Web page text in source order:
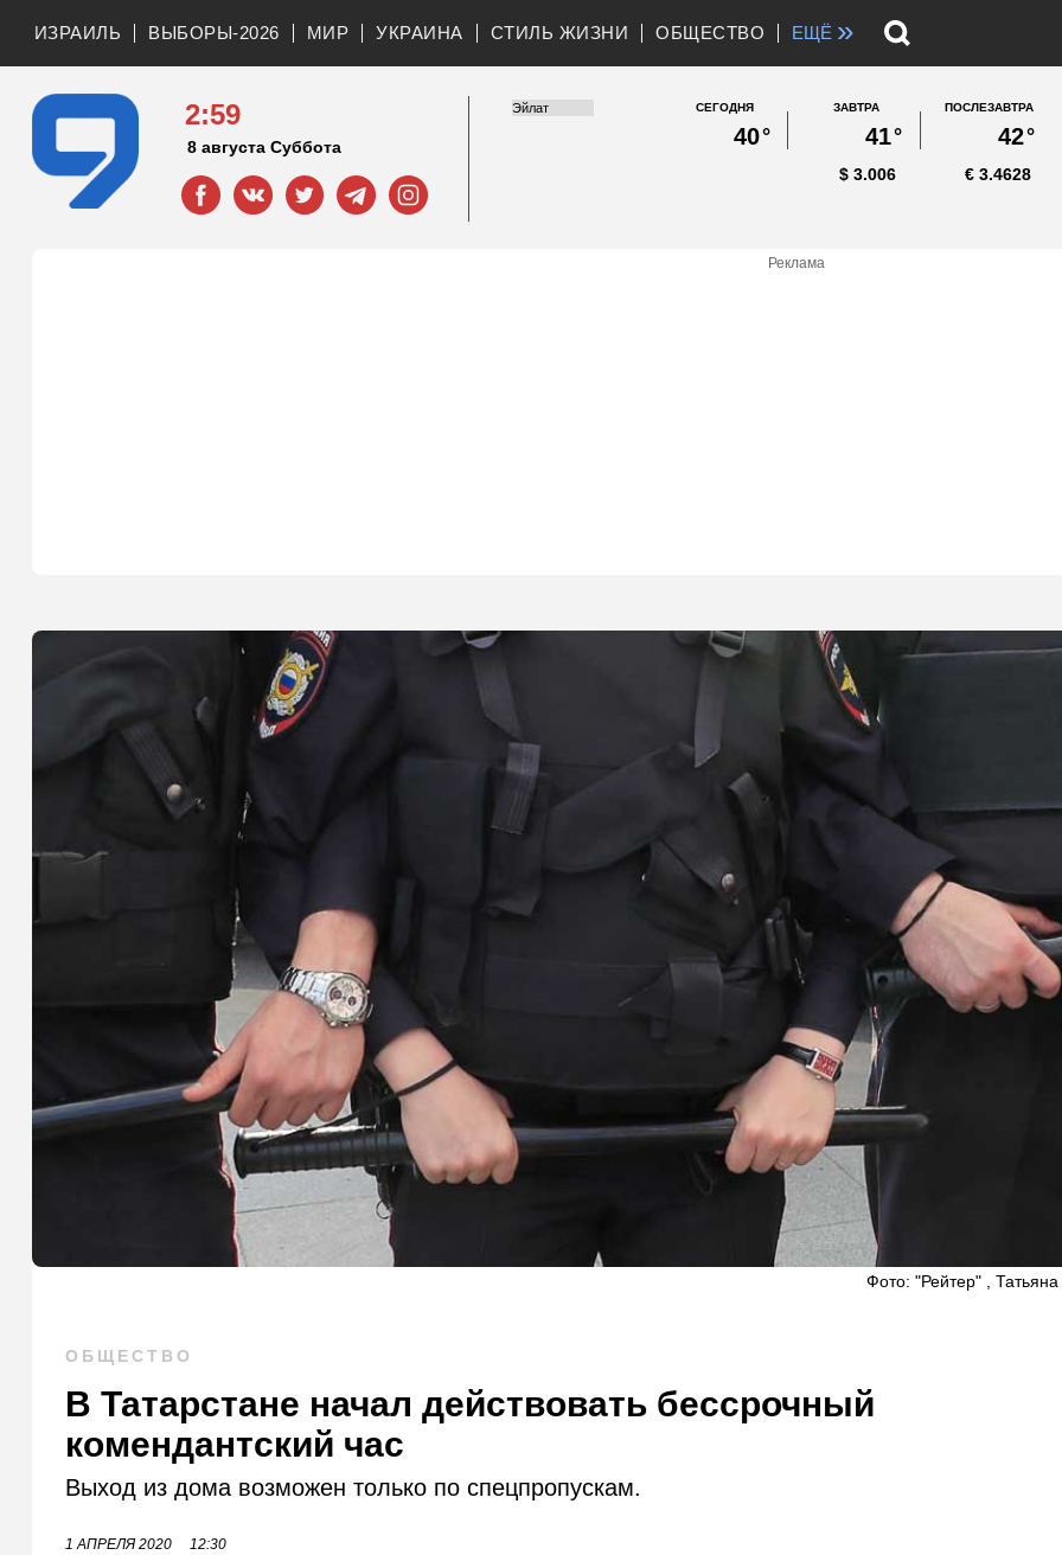
ИЗРАИЛЬ ВЫБОРЫ-2026 МИР УКРАИНА СТИЛЬ ЖИЗНИ ОБЩЕСТВО ЕЩЁ »
2:59
8 августа Суббота
СЕГОДНЯ
40°
ЗАВТРА
41°
ПОСЛЕЗАВТРА
42°
3.006
$ 3.4628
€
Реклама
Фото: "Рейтер" ,
ОБЩЕСТВО
В Татарстане начал действовать бессрочный
комендантский час
Выход из дома возможен только по спецпропускам.
1 АПРЕЛЯ 2020 12:30